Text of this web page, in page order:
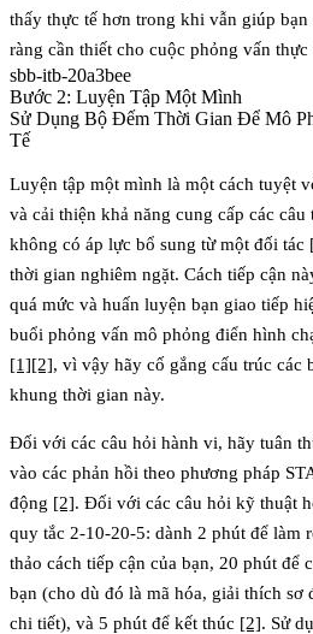
thấy thực tế hơn trong khi vẫn giúp
ràng cần thiết cho cuộc phỏng vấn thực
sbb-itb-20a3bee
Bước 2: Luyện Tập Một Mình
Sử Dụng Bộ Đếm Thời Gian Để Mô
Tế
Luyện tập một mình là một cách tuyệt
và cải thiện khả năng cung cấp các
không có áp lực bổ sung từ một đối tác
thời gian nghiêm ngặt. Cách tiếp cận
quá mức và huấn luyện bạn giao tiếp
buổi phỏng vấn mô phỏng điển hình
[1][2], vì vậy hãy cố gắng cấu trúc các
khung thời gian này.
Đối với các câu hỏi hành vi, hãy tuân
vào các phản hồi theo phương pháp
động [2]. Đối với các câu hỏi kỹ thuật
quy tắc 2-10-20-5: dành 2 phút để làm
thảo cách tiếp cận của bạn, 20 phút để
bạn (cho dù đó là mã hóa, giải thích sơ
chi tiết), và 5 phút để kết thúc [2]. Sử